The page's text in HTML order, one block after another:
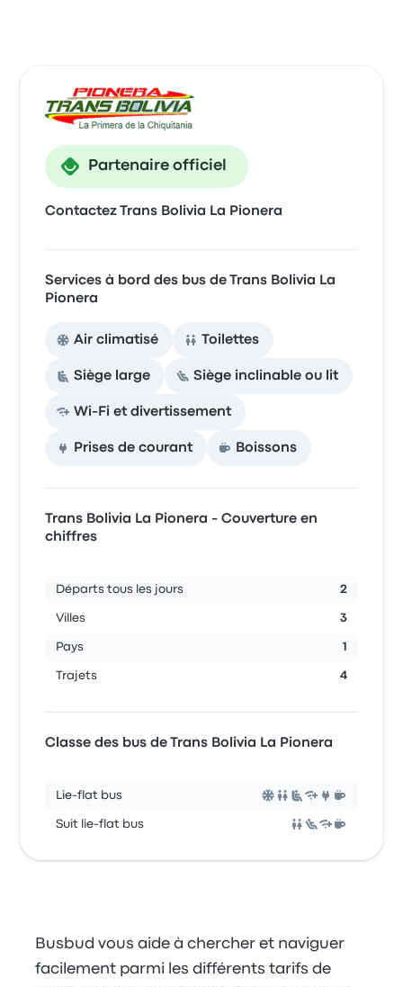
Partenaire officiel
Contactez Trans Bolivia La Pionera
Services à bord des bus de Trans Bolivia La
Pionera
Air climatisé Toilettes
Siège large Siège inclinable ou lit
Wi-Fi et divertissement
Prises de courant Boissons
Trans Bolivia La Pionera - Couverture en
chiffres
Départs tous les jours 2
Villes 3
Pays 1
Trajets 4
Classe des bus de Trans Bolivia La Pionera
Lie-flat bus
Suit lie-flat bus
Busbud vous aide à chercher et naviguer
facilement parmi les différents tarifs de